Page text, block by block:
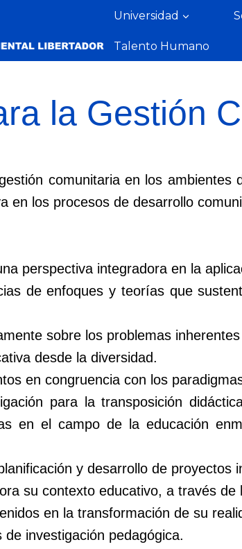
Universidad
Talento Humano
la Gestión
comunitaria en los
en los procesos de desarrollo
perspectiva integradora en la
de enfoques y teorías que
sobre los problemas
desde la diversidad.
en congruencia con los
para la transposición
en el campo de la educación
y desarrollo de proyectos
su contexto educativo, a través de
en la transformación de su
investigación pedagógica.